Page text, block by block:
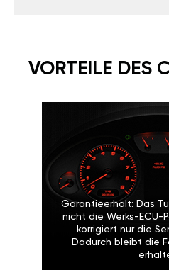
VORTEILE DES
Garantieerhalt: Das
nicht die Werks-ECU-
korrigiert nur die
Dadurch bleibt die